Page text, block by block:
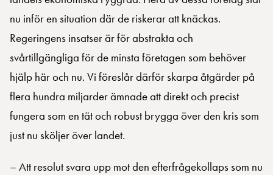
nu inför en situation där de riskerar att knäckas.
Regeringens insatser är för abstrakta och
svårtillgängliga för de minsta företagen som behöver
hjälp här och nu. Vi föreslår därför skarpa åtgärder på
flera hundra miljarder ämnade att direkt och precist
fungera som en tät och robust brygga över den kris som
just nu sköljer över landet.
– Att resolut svara upp mot den efterfrågekollaps som nu